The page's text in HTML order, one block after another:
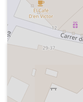
la
Lama. Salutació a l'equip, paròdia de la
2016-